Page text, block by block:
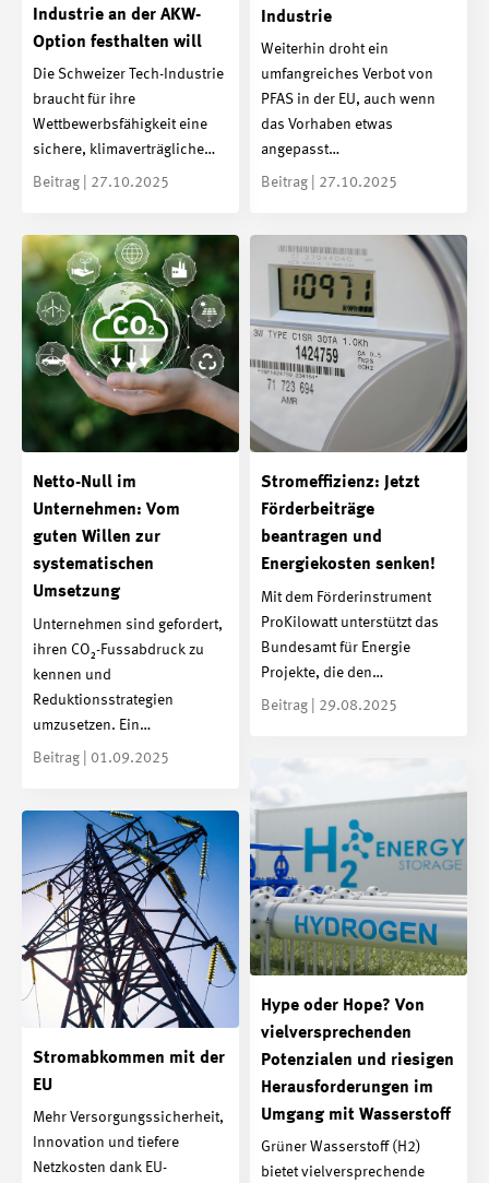
Industrie
Weiterhin droht ein
umfangreiches Verbot von
PFAS in der EU, auch wenn
das Vorhaben etwas
angepasst…
Beitrag | 27.10.2025
Industrie an der AKW-
Option festhalten will
Die Schweizer Tech-Industrie
braucht für ihre
Wettbewerbsfähigkeit eine
sichere, klimaverträgliche…
Beitrag | 27.10.2025
Netto-Null im
Unternehmen: Vom
guten Willen zur
systematischen
Umsetzung
Unternehmen sind gefordert,
ihren CO₂-Fussabdruck zu
kennen und
Reduktionsstrategien
umzusetzen. Ein…
Beitrag | 01.09.2025
Stromeffizienz: Jetzt
Förderbeiträge
beantragen und
Energiekosten senken!
Mit dem Förderinstrument
ProKilowatt unterstützt das
Bundesamt für Energie
Projekte, die den…
Beitrag | 29.08.2025
Hype oder Hope? Von
vielversprechenden
Potenzialen und riesigen
Herausforderungen im
Umgang mit Wasserstoff
Grüner Wasserstoff (H2)
bietet vielversprechende
Stromabkommen mit der
EU
Mehr Versorgungssicherheit,
Innovation und tiefere
Netzkosten dank EU-